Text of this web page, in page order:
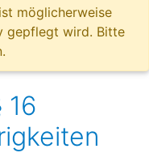
möglicherweise
gepflegt wird. Bitte
16